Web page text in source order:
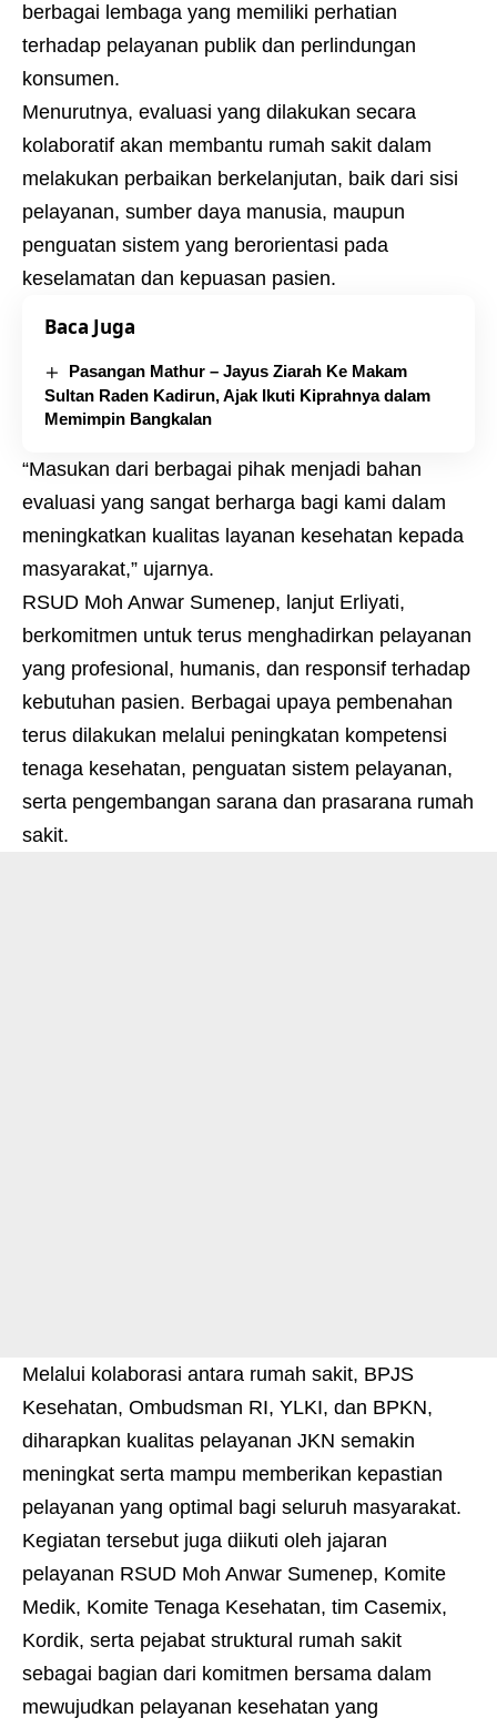
berbagai lembaga yang memiliki perhatian
terhadap pelayanan publik dan perlindungan
konsumen.
Menurutnya, evaluasi yang dilakukan secara
kolaboratif akan membantu rumah sakit dalam
melakukan perbaikan berkelanjutan, baik dari sisi
pelayanan, sumber daya manusia, maupun
penguatan sistem yang berorientasi pada
keselamatan dan kepuasan pasien.
Baca Juga
Pasangan Mathur – Jayus Ziarah Ke Makam
Sultan Raden Kadirun, Ajak Ikuti Kiprahnya dalam
Memimpin Bangkalan
“Masukan dari berbagai pihak menjadi bahan
evaluasi yang sangat berharga bagi kami dalam
meningkatkan kualitas layanan kesehatan kepada
masyarakat,” ujarnya.
RSUD Moh Anwar Sumenep, lanjut Erliyati,
berkomitmen untuk terus menghadirkan pelayanan
yang profesional, humanis, dan responsif terhadap
kebutuhan pasien. Berbagai upaya pembenahan
terus dilakukan melalui peningkatan kompetensi
tenaga kesehatan, penguatan sistem pelayanan,
serta pengembangan sarana dan prasarana rumah
sakit.
Melalui kolaborasi antara rumah sakit, BPJS
Kesehatan, Ombudsman RI, YLKI, dan BPKN,
diharapkan kualitas pelayanan JKN semakin
meningkat serta mampu memberikan kepastian
pelayanan yang optimal bagi seluruh masyarakat.
Kegiatan tersebut juga diikuti oleh jajaran
pelayanan RSUD Moh Anwar Sumenep, Komite
Medik, Komite Tenaga Kesehatan, tim Casemix,
Kordik, serta pejabat struktural rumah sakit
sebagai bagian dari komitmen bersama dalam
mewujudkan pelayanan kesehatan yang